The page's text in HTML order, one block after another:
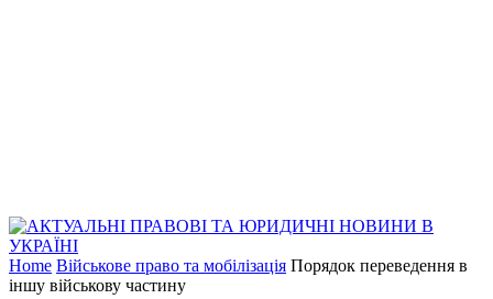
Home Військове право та мобілізація Порядок переведення в
іншу військову частину